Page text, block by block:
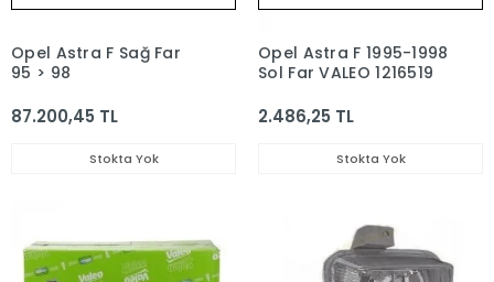
Opel Astra F Sağ Far
95 > 98
87.200,45 TL
Stokta Yok
Opel Astra F 1995-1998
Sol Far VALEO 1216519
2.486,25 TL
Stokta Yok